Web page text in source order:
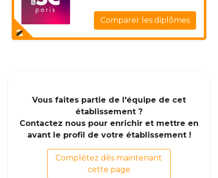
Comparer les diplômes
Vous faites partie de l'équipe de cet
établissement ?
Contactez nous pour enrichir et mettre en
avant le profil de votre établissement !
Complétez dès maintenant
cette page